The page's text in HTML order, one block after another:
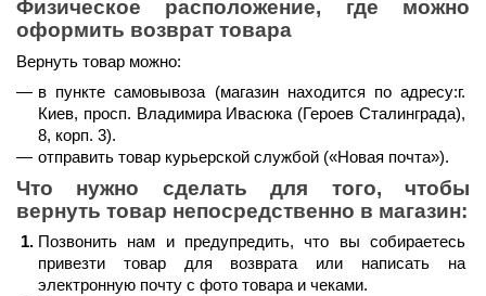
Физическое расположение, где можно
оформить возврат товара
Вернуть товар можно:
в пункте самовывоза (магазин находится по адресу:г.
Киев, просп. Владимира Ивасюка (Героев Сталинграда),
8, корп. 3).
отправить товар курьерской службой («Новая почта»).
Что нужно сделать для того, чтобы
вернуть товар непосредственно в магазин:
Позвонить нам и предупредить, что вы собираетесь
привезти товар для возврата или написать на
электронную почту с фото товара и чеками.